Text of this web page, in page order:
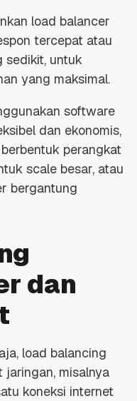
load balancer
tercepat atau
sedikit, untuk
yang maksimal.
software
dan ekonomis,
perangkat
scale besar, atau
bergantung
dan
load balancing
misalnya
koneksi internet